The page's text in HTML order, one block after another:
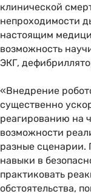
клинической
непроходимости
настоящим
возможность
ЭКГ,
«Внедрение
существенно
реагированию на
возможности
разные сценарии.
навыки в
практиковать
обстоятельства,